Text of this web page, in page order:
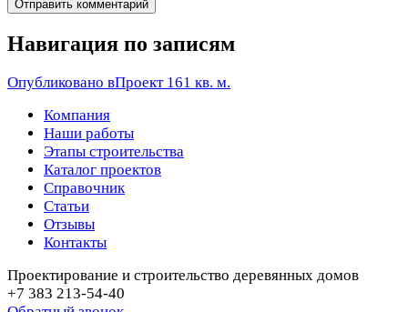
Навигация по записям
Опубликовано вПроект 161 кв. м.
Компания
Наши работы
Этапы строительства
Каталог проектов
Справочник
Статьи
Отзывы
Контакты
Проектирование и строительство деревянных домов
+7 383 213-54-40